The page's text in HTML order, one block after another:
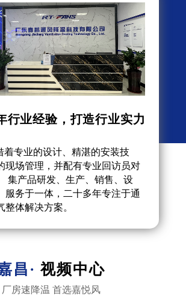
行业经验，打造行业实力
着专业的设计、精湛的安装技
现场管理，并配有专业回访员对
集产品研发、生产、销售、设
服务于一体，二十多年专注于通
整体解决方案。
昌· 视频中心
厂房速降温 首选嘉悦风